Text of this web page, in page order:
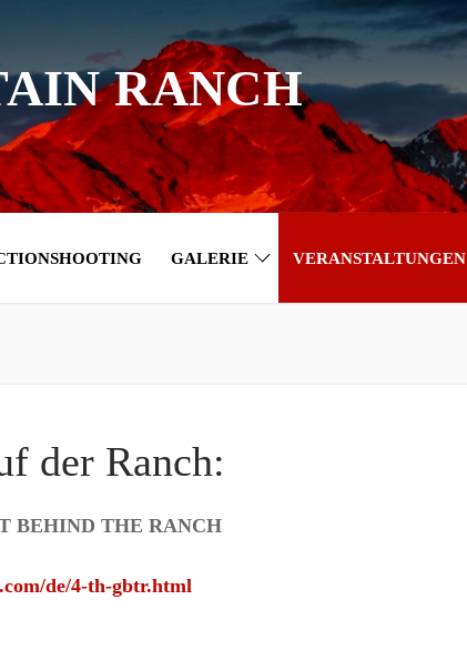
RANCH
GALERIE VERANSTALTUNGEN
der Ranch:
BEHIND THE RANCH
de/4-th-gbtr.html